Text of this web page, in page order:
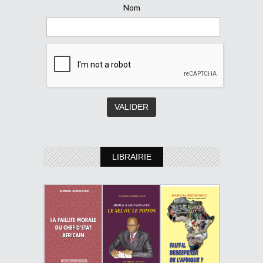
Nom
LIBRAIRIE